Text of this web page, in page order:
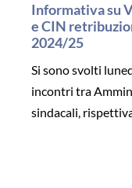
Informativa su
e CIN
2024/25
Si sono svolti
incontri tra
sindacali,